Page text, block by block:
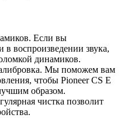
Если вы
в воспроизведении звука,
динамиков.
Мы поможем вам
чтобы Pioneer CS E
образом.
чистка позволит